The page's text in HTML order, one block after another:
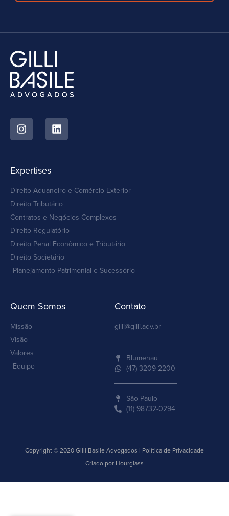
Expertises
Direito Aduaneiro e Comércio Exterior
Direito Tributário
Contratos e Negócios Complexos
Direito Regulatório
Direito Penal Econômico e Tributário
Direito Societário
Planejamento Patrimonial e Sucessório
Quem Somos
Missão
Visão
Valores
Equipe
Contato
gilli@gilli.adv.br
Blumenau
(47) 3209 2200
São Paulo
(11) 98732-0294
Copyright © 2020 Gilli Basile Advogados | Política de Privacidade
Criado por Hourglass